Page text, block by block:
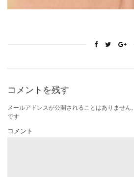
コメントを残す
メールアドレスが公開されることはありません。
です
コメント